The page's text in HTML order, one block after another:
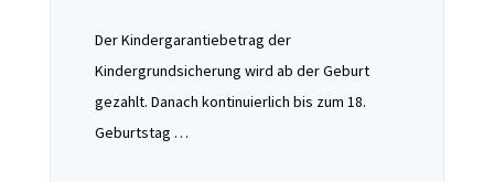
Der Kindergarantiebetrag der
Kindergrundsicherung wird ab der Geburt
gezahlt. Danach kontinuierlich bis zum 18.
Geburtstag …